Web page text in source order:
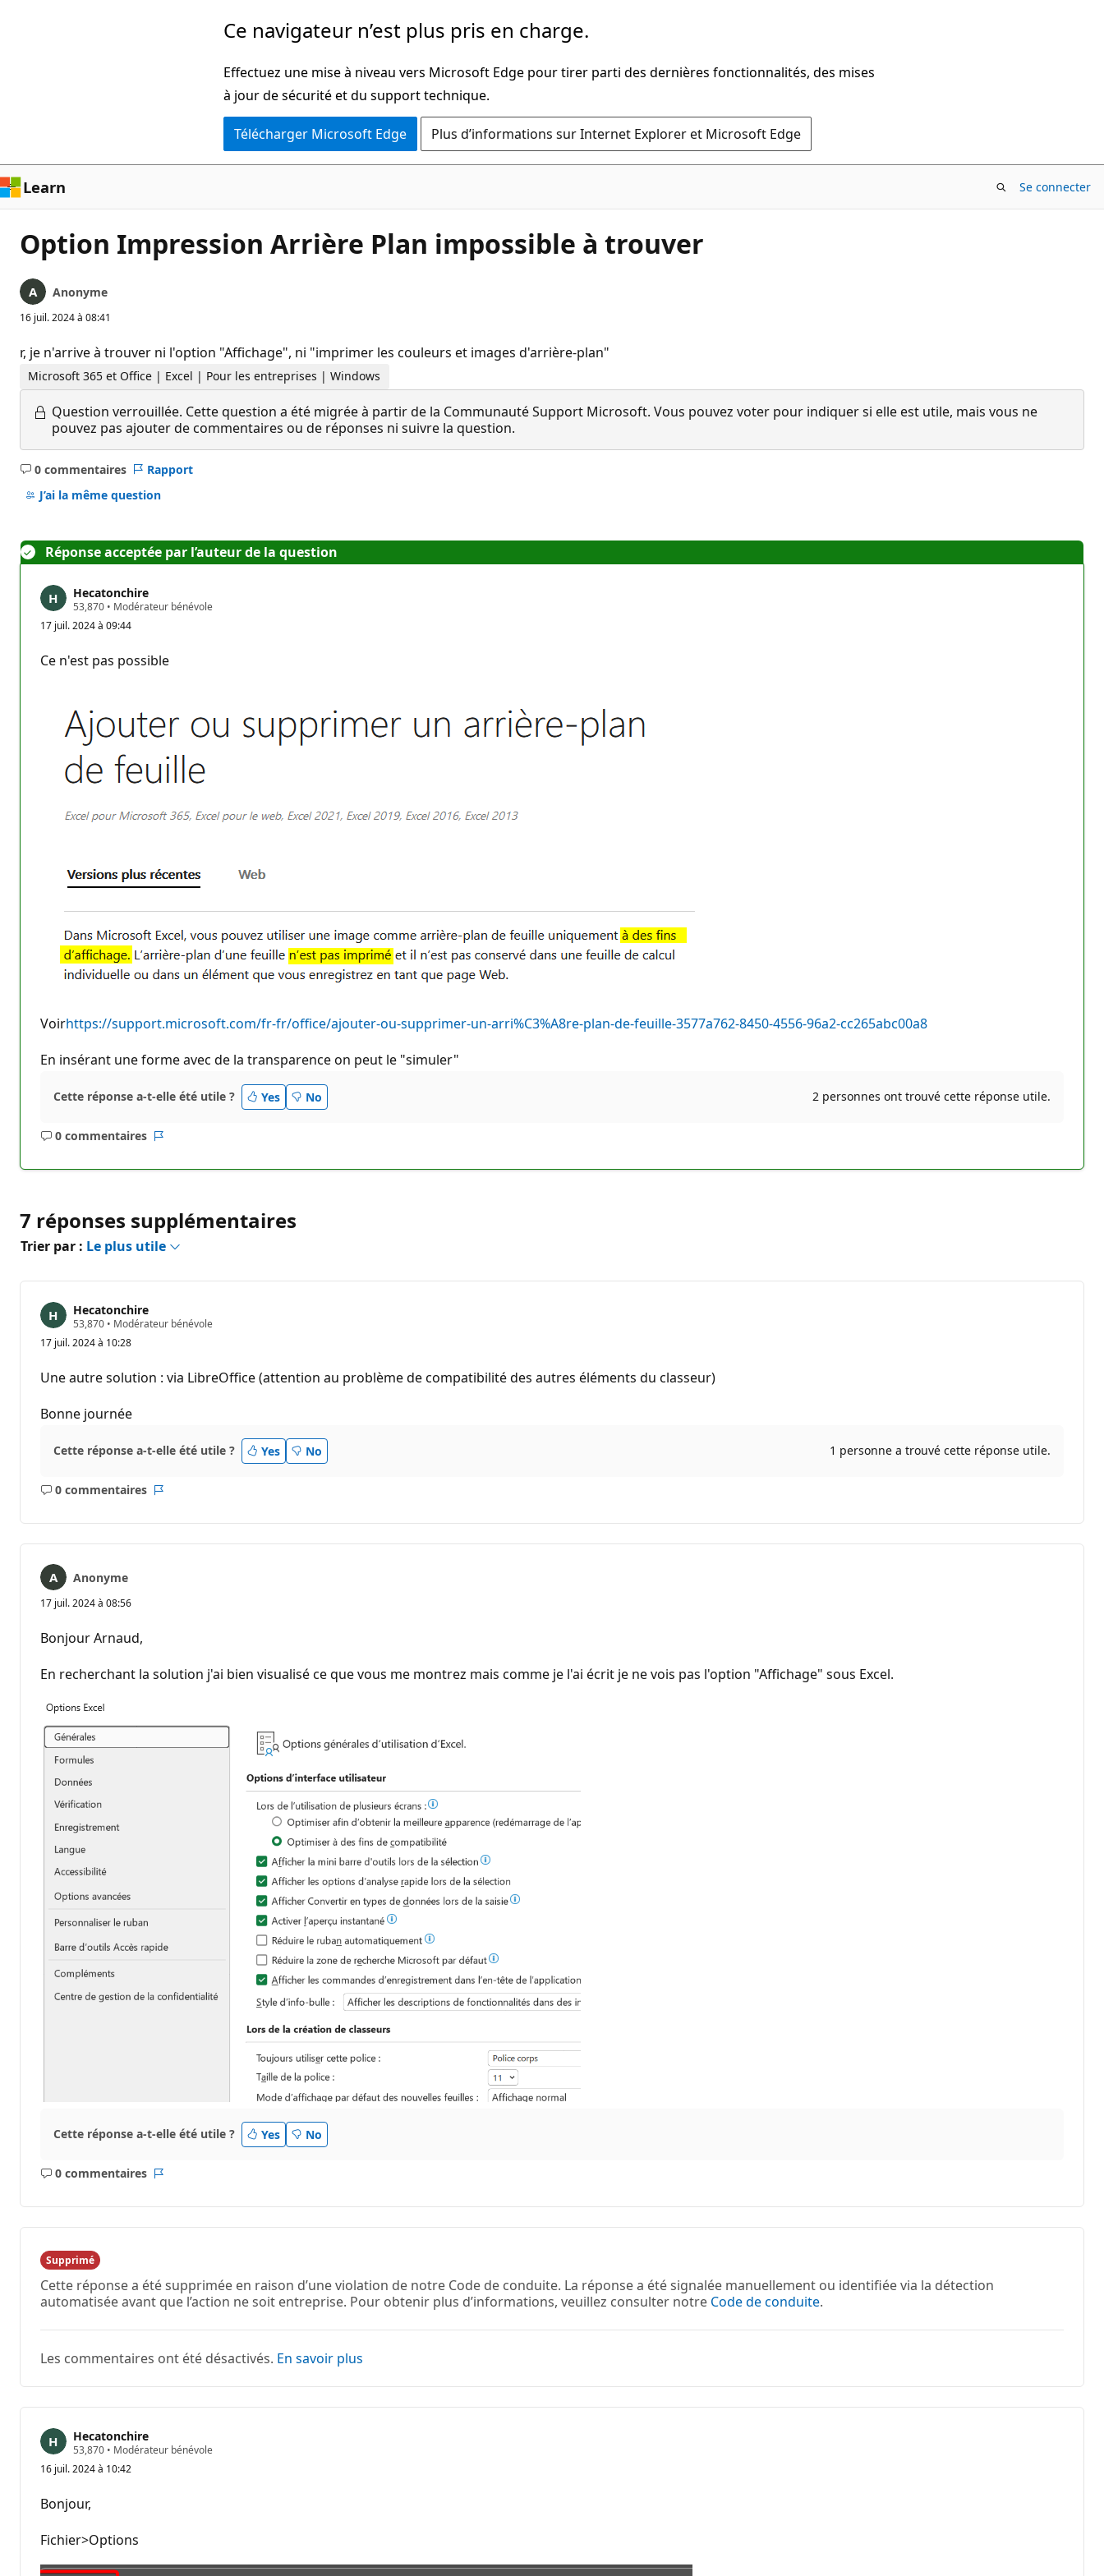
Ce navigateur n’est plus pris en charge.
Effectuez une mise à niveau vers Microsoft Edge pour tirer parti des dernières fonctionnalités, des mises
à jour de sécurité et du support technique.
Télécharger Microsoft Edge Plus d’informations sur Internet Explorer et Microsoft Edge
Learn Se connecter
Option Impression Arrière Plan impossible à trouver
Anonyme
16 juil. 2024 à 08:41
r, je n'arrive à trouver ni l'option "Affichage", ni "imprimer les couleurs et images d'arrière-plan"
Microsoft 365 et Office | Excel | Pour les entreprises | Windows
Question verrouillée. Cette question a été migrée à partir de la Communauté Support Microsoft. Vous pouvez voter pour indiquer si elle est utile, mais vous ne
pouvez pas ajouter de commentaires ou de réponses ni suivre la question.
0 commentaires
Aucun
commentaire
Rapport
J’ai la même question
Réponse acceptée par l’auteur de la question
Hecatonchire
53,870 P
i
t
s
é
p
u
n
• Modérateur bénévole
17 juil. 2024 à 09:44
Ce n'est pas possible
Voirhttps://support.microsoft.com/fr-fr/office/ajouter-ou-supprimer-un-arri%C3%A8re-plan-de-feuille-3577a762-8450-4556-96a2-cc265abc00a8
En insérant une forme avec de la transparence on peut le "simuler"
Cette réponse a-t-elle été utile ? Yes No 2 personnes ont trouvé cette réponse utile.
0 commentaires
Aucun
7 réponses supplémentaires
Trier par : Le plus utile
Hecatonchire
53,870 P
t
s
e
p
u
t
o
• Modérateur bénévole
17 juil. 2024 à 10:28
Une autre solution : via LibreOffice (attention au problème de compatibilité des autres éléments du classeur)
Bonne journée
Cette réponse a-t-elle été utile ? Yes No 1 personne a trouvé cette réponse utile.
0 commentaires
Aucun
Anonyme
17 juil. 2024 à 08:56
Bonjour Arnaud,
En recherchant la solution j'ai bien visualisé ce que vous me montrez mais comme je l'ai écrit je ne vois pas l'option "Affichage" sous Excel.
Cette réponse a-t-elle été utile ? Yes No
0 commentaires
Aucun
Supprimé
Cette réponse a été supprimée en raison d’une violation de notre Code de conduite. La réponse a été signalée manuellement ou identifiée via la détection
automatisée avant que l’action ne soit entreprise. Pour obtenir plus d’informations, veuillez consulter notre Code de conduite.
Les commentaires ont été désactivés. En savoir plus
Hecatonchire
53,870 P
e
r
p
• Modérateur bénévole
16 juil. 2024 à 10:42
Bonjour,
Fichier>Options